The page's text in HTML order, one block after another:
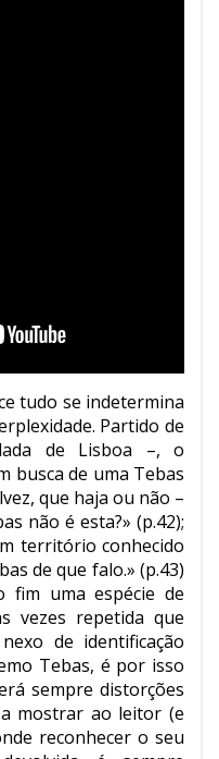
tudo se indetermina
Partido de
de Lisboa –, o
busca de uma Tebas
que haja ou não –
não é esta?» (p.42);
território conhecido
de que falo.» (p.43)
fim uma espécie de
vezes repetida que
de identificação
Tebas, é por isso
sempre distorções
mostrar ao leitor (e
reconhecer o seu